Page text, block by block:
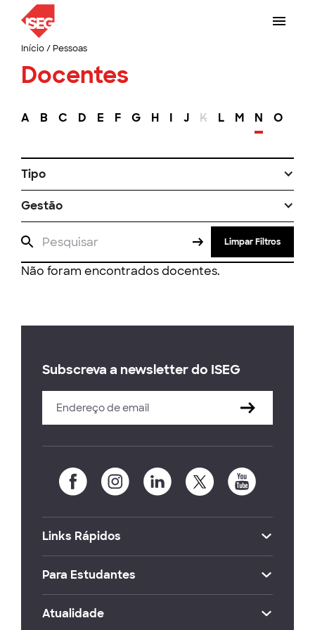
Início/ Pessoas
Docentes
A B C D E F G H I J K L M N O
Tipo
Gestão
Limpar Filtros
Não foram encontrados docentes.
Subscreva a newsletter do ISEG
Links Rápidos
Para Estudantes
Atualidade